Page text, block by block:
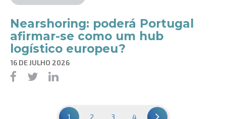
​Nearshoring: poderá Portugal
afirmar-se como um hub
logístico europeu?
16 DE JULHO 2026
1 2 3 4